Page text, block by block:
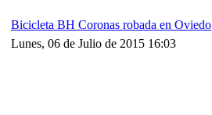
Bicicleta BH Coronas robada en Oviedo
Lunes, 06 de Julio de 2015 16:03